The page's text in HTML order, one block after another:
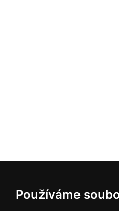
Používáme